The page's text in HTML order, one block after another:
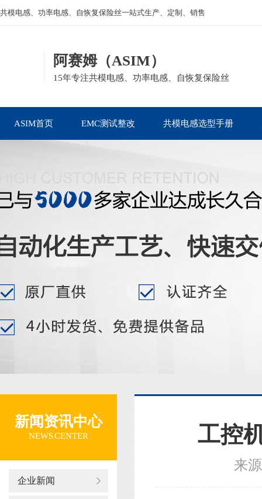
共模电感、功率电感、自恢复保险丝一站式生产、定制、销售
阿赛姆（ASIM）
15年专注共模电感、功率电感、自恢复保险丝
ASIM首页 EMC测试整改 共模电感选型手册
新闻资讯中心
NEWS CENTER
企业新闻
工控
来